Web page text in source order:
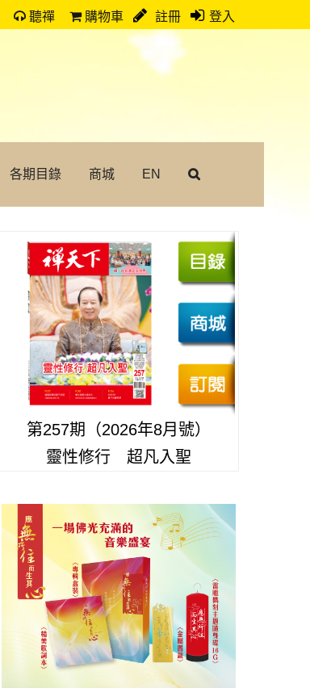
聽禪 購物車 註冊 登入
各期目錄 商城 EN
第257期（2026年8月號）
靈性修行 超凡入聖